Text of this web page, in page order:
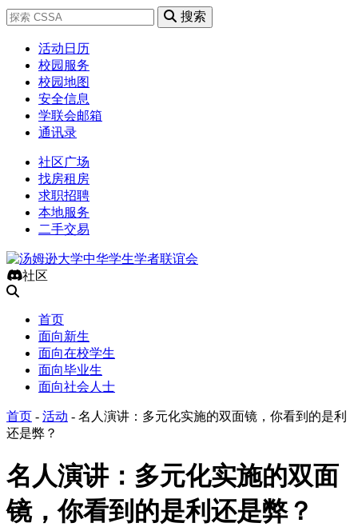
搜索
活动日历
校园服务
校园地图
安全信息
学联会邮箱
通讯录
社区广场
找房租房
求职招聘
本地服务
二手交易
社区
首页
面向新生
面向在校学生
面向毕业生
面向社会人士
首页 - 活动 - 名人演讲：多元化实施的双面镜，你看到的是利
还是弊？
名人演讲：多元化实施的双面
镜，你看到的是利还是弊？